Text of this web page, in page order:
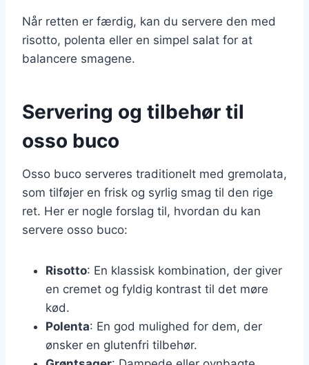
Når retten er færdig, kan du servere den med
risotto, polenta eller en simpel salat for at
balancere smagene.
Servering og tilbehør til
osso buco
Osso buco serveres traditionelt med gremolata,
som tilføjer en frisk og syrlig smag til den rige
ret. Her er nogle forslag til, hvordan du kan
servere osso buco:
Risotto: En klassisk kombination, der giver
en cremet og fyldig kontrast til det møre
kød.
Polenta: En god mulighed for dem, der
ønsker en glutenfri tilbehør.